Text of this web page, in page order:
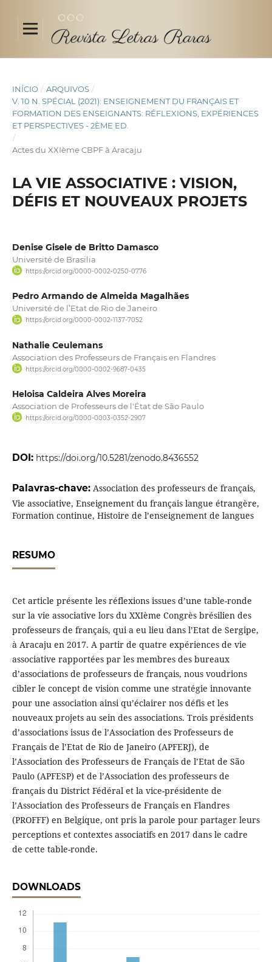
INÍCIO / ARQUIVOS /
V. 10 N. SPÉCIAL (2021): ENSEIGNEMENT DU FRANÇAIS ET
FORMATION DES ENSEIGNANTS: RÉFLEXIONS, EXPÉRIENCES
ET PERSPECTIVES - 2ÈME ED.
/
Actes du XXIème CBPF à Aracaju
LA VIE ASSOCIATIVE : VISION,
DÉFIS ET NOUVEAUX PROJETS
Denise Gisele de Britto Damasco
Université de Brasilia
https://orcid.org/0000-0002-0250-0776
Pedro Armando de Almeida Magalhães
Université de l’Etat de Rio de Janeiro
https://orcid.org/0000-0002-1137-7052
Nathalie Ceulemans
Association des Professeurs de Français en Flandres
https://orcid.org/0000-0002-9687-0435
Heloisa Caldeira Alves Moreira
Association de Professeurs de l'État de São Paulo
https://orcid.org/0000-0003-0352-2907
DOI: https://doi.org/10.5281/zenodo.8436552
Palavras-chave: Association des professeurs de français,
Vie associative, Enseignement du français langue étrangère,
Formation continue, Histoire de l’enseignement de langues
RESUMO
Cet article présente les réflexions issues d’une table-ronde
sur la vie associative lors du XXIème Congrès brésilien des
professeurs de français, qui a eu lieu dans l’Etat de Sergipe,
à Aracaju en 2017. A partir de quatre expériences de vie
associative rapportées par les membres des bureaux
d’associations de professeurs de français, nous voudrions
cibler le concept de vision comme une stratégie innovante
pour une association ainsi qu’éclairer nos défis et les
nouveaux projets au sein des associations. Trois présidents
d’associations issus de l’Association des Professeurs de
Français de l’Etat de Rio de Janeiro (APFERJ), de
l’Association des Professeurs de Français de l’Etat de São
Paulo (APFESP) et de l’Association des professeurs de
français du District Fédéral et la vice-présidente de
l’Association des Professeurs de Français en Flandres
(PROFFF) en Belgique, ont pris la parole pour partager leurs
perceptions et contextes associatifs en 2017 dans le cadre
de cette table-ronde.
DOWNLOADS